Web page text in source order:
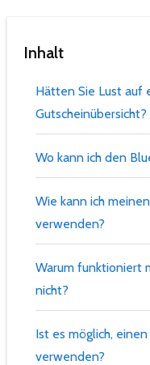
Inhalt
Hätten Sie Lust auf
Gutscheinübersicht?
Wo kann ich den
Wie kann ich
verwenden?
Warum funktioniert
nicht?
Ist es möglich,
verwenden?